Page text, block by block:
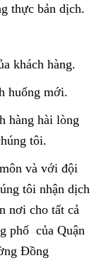
thực bản dịch.
khách hàng.
huống mới.
hàng hài lòng
tôi.
và với đội
tôi nhận dịch
nơi cho tất cả
phố của Quận
Đồng